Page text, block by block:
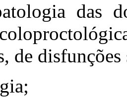
das
de disfunções